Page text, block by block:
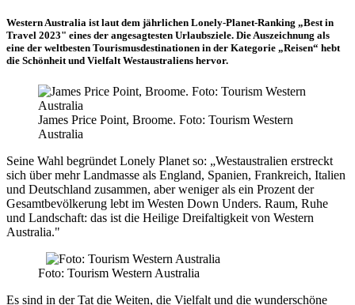
Western Australia ist laut dem jährlichen Lonely-Planet-Ranking „Best in
Travel 2023" eines der angesagtesten Urlaubsziele. Die Auszeichnung als
eine der weltbesten Tourismusdestinationen in der Kategorie „Reisen“ hebt
die Schönheit und Vielfalt Westaustraliens hervor.
James Price Point, Broome. Foto: Tourism Western
Australia
Seine Wahl begründet Lonely Planet so: „Westaustralien erstreckt
sich über mehr Landmasse als England, Spanien, Frankreich, Italien
und Deutschland zusammen, aber weniger als ein Prozent der
Gesamtbevölkerung lebt im Westen Down Unders. Raum, Ruhe
und Landschaft: das ist die Heilige Dreifaltigkeit von Western
Australia."
Foto: Tourism Western Australia
Es sind in der Tat die Weiten, die Vielfalt und die wunderschöne